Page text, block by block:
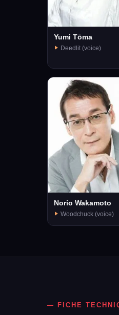
Yumi Tōma
Deedlit (voice)
Norio Wakamoto
Woodchuck (voice)
FICHE